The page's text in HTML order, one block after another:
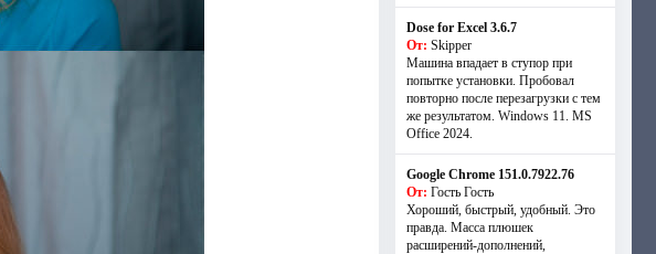
Dose for Excel 3.6.7
От: Skipper
Машина впадает в ступор при
попытке установки. Пробовал
повторно после перезагрузки с тем
же результатом. Windows 11. MS
Offiсe 2024.
Google Chrome 151.0.7922.76
От: Гость Гость
Хороший, быстрый, удобный. Это
правда. Масса плюшек
расширений-дополнений,